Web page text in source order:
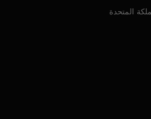
المتحدة